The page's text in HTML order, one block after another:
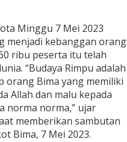
Minggu 7 Mei 2023
menjadi kebanggan orang
ribu peserta itu telah
“Budaya Rimpu adalah
orang Bima yang memiliki
Allah dan malu kepada
norma norma,” ujar
memberikan sambutan
Bima, 7 Mei 2023.